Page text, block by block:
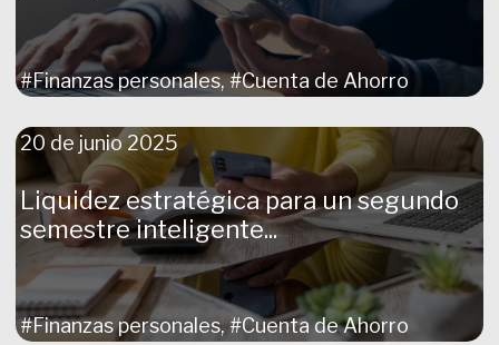
#Finanzas personales, #Cuenta de Ahorro
20 de junio 2025
Liquidez estratégica para un segundo
semestre inteligente...
#Finanzas personales, #Cuenta de Ahorro